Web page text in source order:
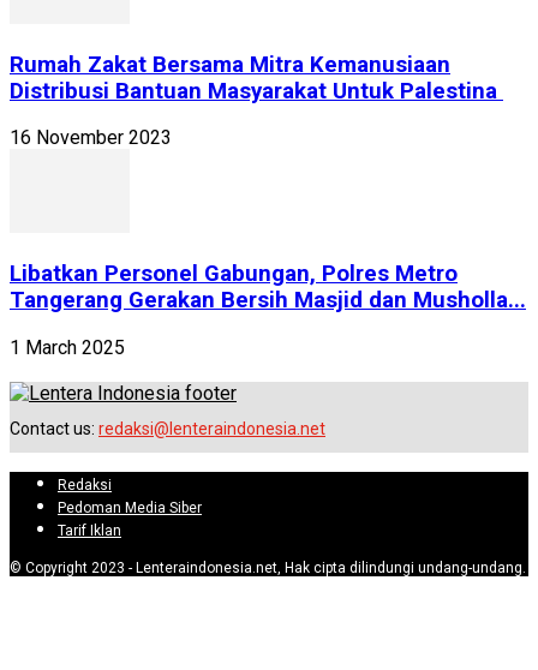
Rumah Zakat Bersama Mitra Kemanusiaan
Distribusi Bantuan Masyarakat Untuk Palestina
16 November 2023
Libatkan Personel Gabungan, Polres Metro
Tangerang Gerakan Bersih Masjid dan Musholla...
1 March 2025
Contact us: redaksi@lenteraindonesia.net
Redaksi
Pedoman Media Siber
Tarif Iklan
© Copyright 2023 - Lenteraindonesia.net, Hak cipta dilindungi undang-undang.